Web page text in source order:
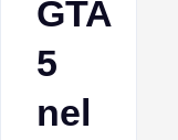
GTA
5
nel